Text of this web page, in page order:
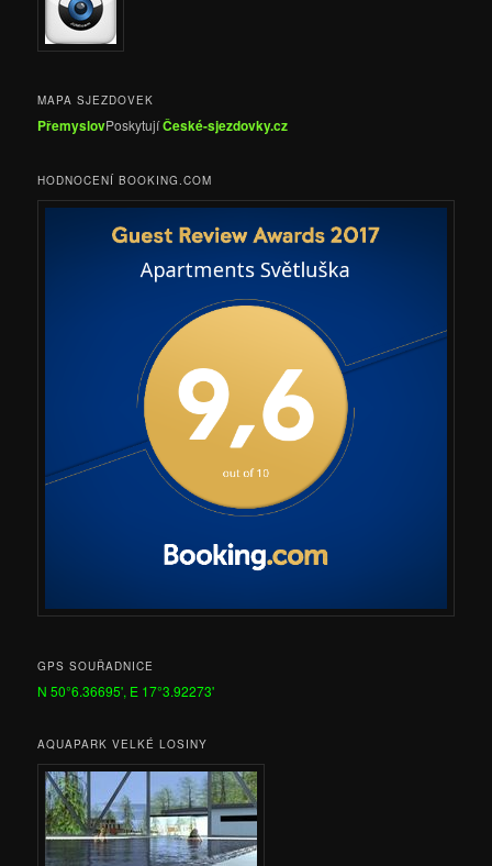
MAPA SJEZDOVEK
PřemyslovPoskytujíČeské-sjezdovky.cz
HODNOCENÍ BOOKING.COM
GPS SOUŘADNICE
N 50°6.36695', E 17°3.92273'
AQUAPARK VELKÉ LOSINY